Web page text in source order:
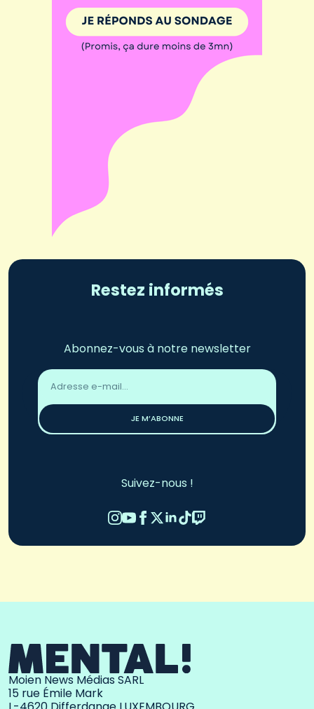
Restez informés
Abonnez-vous à notre newsletter
Adresse
email
JE M’ABONNE
Suivez-nous !
Moien News Médias SARL
15 rue Émile Mark